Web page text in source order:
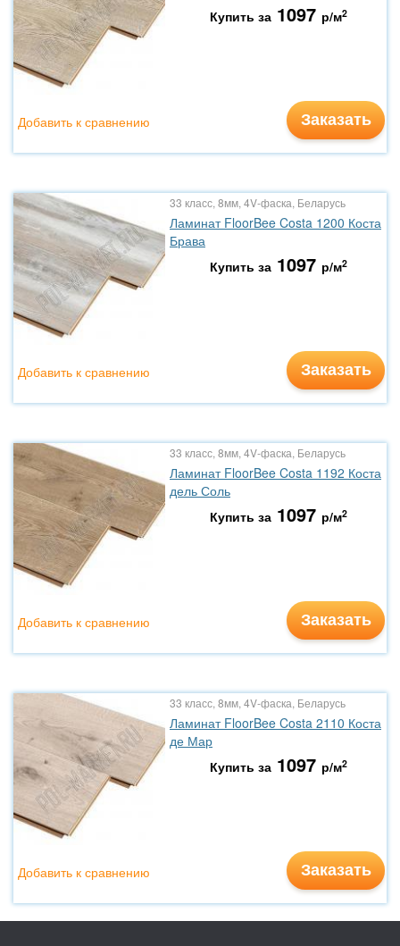
Купить за 1097 р/м2
Заказать
Добавить к сравнению
33 класс, 8мм, 4V-фаска, Беларусь
Ламинат FloorBee Costa 1200 Коста
Брава
Купить за 1097 р/м2
Заказать
Добавить к сравнению
33 класс, 8мм, 4V-фаска, Беларусь
Ламинат FloorBee Costa 1192 Коста
дель Соль
Купить за 1097 р/м2
Заказать
Добавить к сравнению
33 класс, 8мм, 4V-фаска, Беларусь
Ламинат FloorBee Costa 2110 Коста
де Мар
Купить за 1097 р/м2
Заказать
Добавить к сравнению